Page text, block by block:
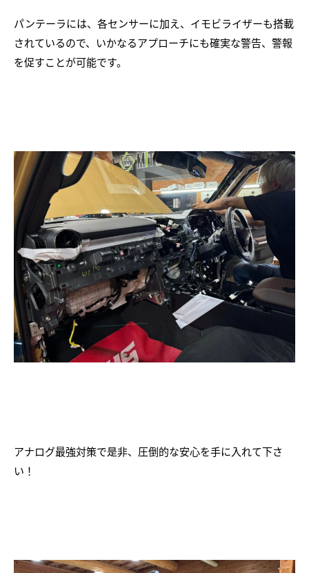
パンテーラには、各センサーに加え、イモビライザーも搭載
されているので、いかなるアプローチにも確実な警告、警報
を促すことが可能です。
アナログ最強対策で是非、圧倒的な安心を手に入れて下さ
い！